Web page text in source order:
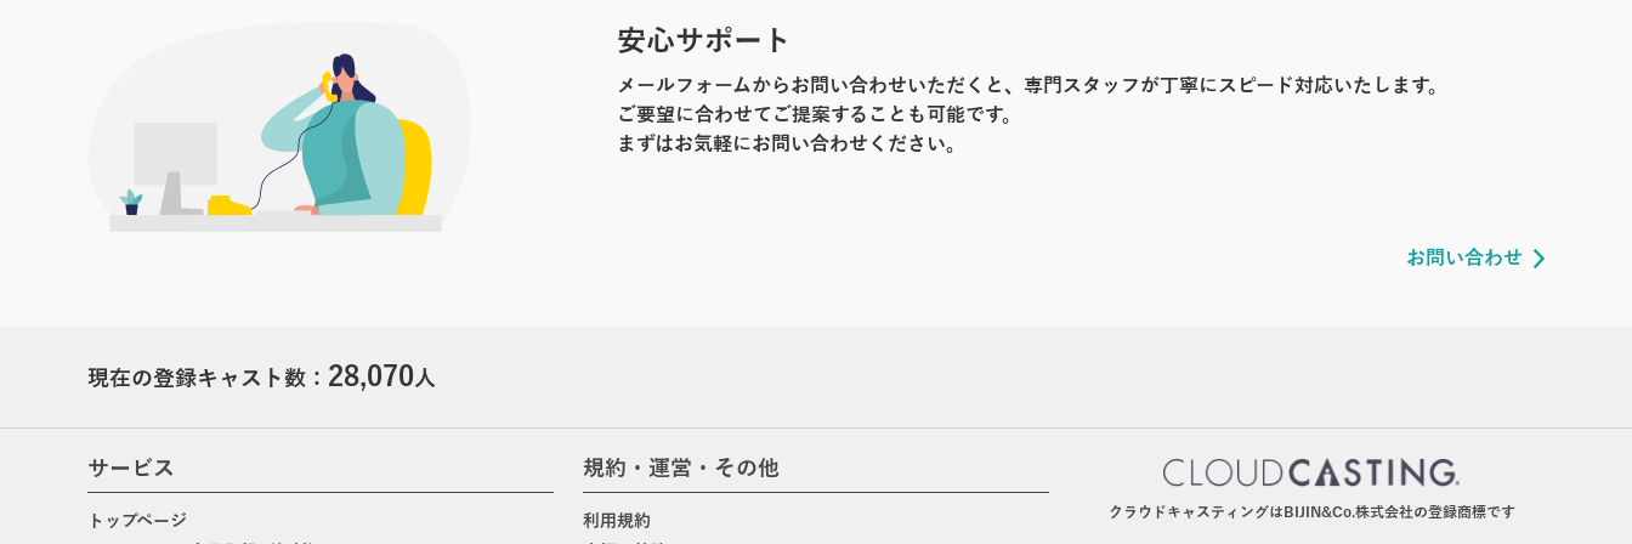
安心サポート
メールフォームからお問い合わせいただくと、専門スタッフが丁寧にスピード対応いたします。
ご要望に合わせてご提案することも可能です。
まずはお気軽にお問い合わせください。
お問い合わせ
現在の登録キャスト数： 28,070人
サービス
トップページ
規約・運営・その他
利用規約
クラウドキャスティングはBIJIN&Co.株式会社の登録商標です